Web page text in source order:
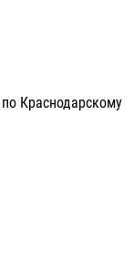
Краснодарскому